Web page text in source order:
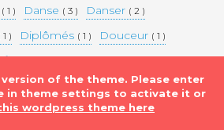
( 1 ) Danse ( 3 ) Danser ( 2 )
1 ) Diplômés ( 1 ) Douceur ( 1 )
Historique Enceinte
( 3 ) Evénements( 3 )
Falaise( 1 ) Famille( 2 )
of the theme. Please enter
in theme settings to activate it or
wordpress theme here